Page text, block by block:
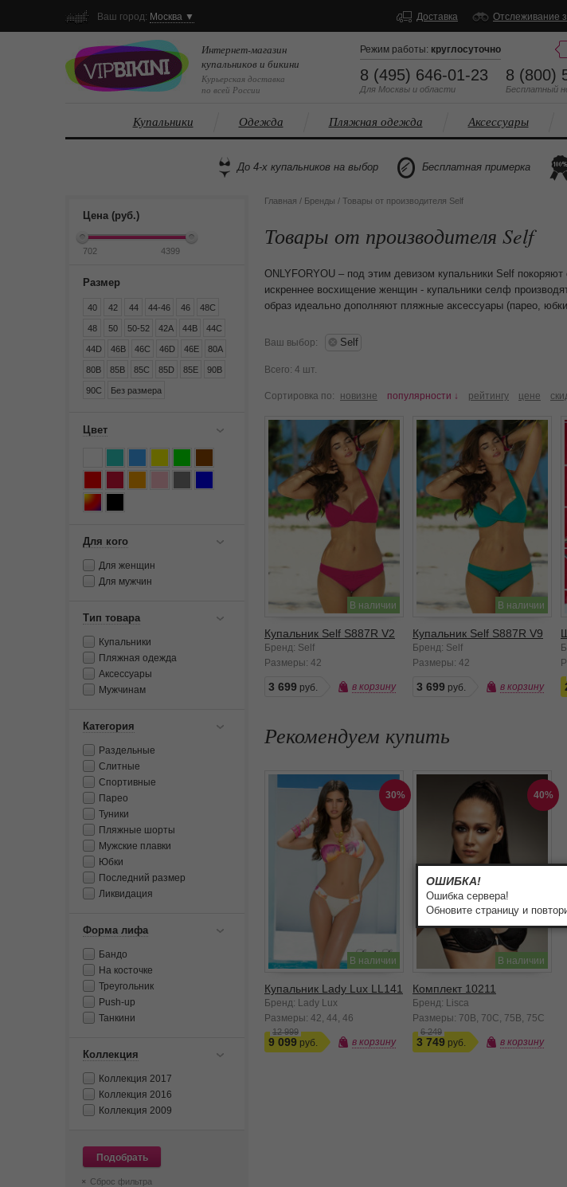
Ваш город: Москва ▼ Доставка Отслеживание
Интернет-магазин
купальников и бикини
Курьерская доставка
по всей России
Режим работы: круглосуточно
8 (495) 646-01-23
Для Москвы и области
8 (800)
Бесплатный
Купальники Одежда Пляжная одежда Аксессуары
До 4-х купальников на выбор Бесплатная примерка
Цена (руб.)
Размер
40 42 44 44-46 46 48C
48 50 50-52 42A 44B 44C
44D 46B 46C 46D 46E 80A
80B 85B 85C 85D 85E 90B
90C Без размера
Цвет
Для кого
Для женщин
Для мужчин
Тип товара
Купальники
Пляжная одежда
Аксессуары
Мужчинам
Категория
Раздельные
Слитные
Спортивные
Парео
Туники
Пляжные шорты
Мужские плавки
Юбки
Последний размер
Ликвидация
Форма лифа
Бандо
На косточке
Треугольник
Push-up
Танкини
Коллекция
Коллекция 2017
Коллекция 2016
Коллекция 2009
Подобрать
Сброс фильтра
Главная / Бренды / Товары от производителя Self
Товары от производителя Self
ONLYFORYOU – под этим девизом купальники Self
искреннее восхищение женщин - купальники селф
образ идеально дополняют пляжные аксессуары (парео,
Ваш выбор: Self
Всего: 4 шт.
Сортировка по: новизне популярности ↓ рейтингу цене
В наличии
Купальник Self S887R V2
Бренд: Self
Размеры: 42
3 699 в корзину
В наличии
Купальник Self S887R V9
Бренд: Self
Размеры: 42
3 699 в корзину
Рекомендуем купить
30%
В наличии
Купальник Lady Lux LL141
Бренд: Lady Lux
Размеры: 42 44 46
12 999
9 099 в корзину
40%
В наличии
Комплект 10211
Бренд: Lisca
Размеры: 70B 70C 75B 75C
6 249
3 749 в корзину
ОШИБКА!
Ошибка сервера!
Обновите страницу и